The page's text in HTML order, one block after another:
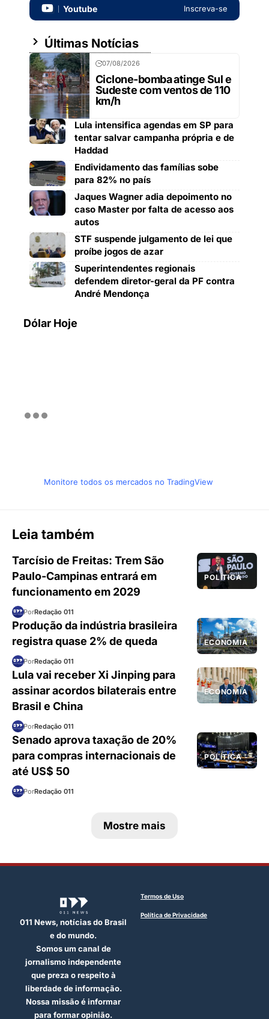
Youtube Inscreva-se
Últimas Notícias
07/08/2026
Ciclone-bomba atinge Sul e
Sudeste com ventos de 110
km/h
Lula intensifica agendas em SP para
tentar salvar campanha própria e de
Haddad
Endividamento das famílias sobe
para 82% no país
Jaques Wagner adia depoimento no
caso Master por falta de acesso aos
autos
STF suspende julgamento de lei que
proíbe jogos de azar
Superintendentes regionais
defendem diretor-geral da PF contra
André Mendonça
Dólar Hoje
Monitore todos os mercados no TradingView
Leia também
POLÍTICA
Tarcísio de Freitas: Trem São
Paulo-Campinas entrará em
funcionamento em 2029
PorRedação 011
ECONOMIA
Produção da indústria brasileira
registra quase 2% de queda
PorRedação 011
ECONOMIA
Lula vai receber Xi Jinping para
assinar acordos bilaterais entre
Brasil e China
PorRedação 011
POLÍTICA
Senado aprova taxação de 20%
para compras internacionais de
até US$ 50
PorRedação 011
Mostre mais
011 News, notícias do Brasil
e do mundo.
Somos um canal de
jornalismo independente
que preza o respeito à
liberdade de informação.
Nossa missão é informar
para formar opinião.
Termos de Uso
Política de Privacidade